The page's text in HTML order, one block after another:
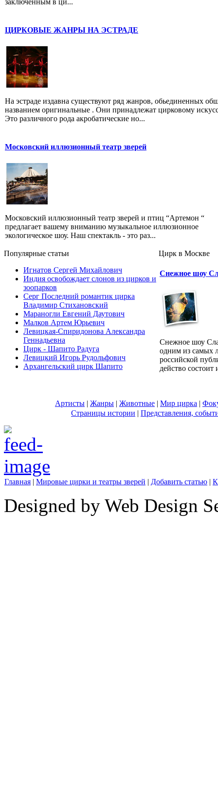
заключенным в ци...
ЦИРКОВЫЕ ЖАНРЫ НА ЭСТРАДЕ
На эстраде издавна существуют ряд жанров, обьединенных
названием оригинальные . Они принадлежат цирковому
Это различного рода акробатические но...
Московский иллюзионный театр зверей
Московский иллюзионный театр зверей и птиц “Артемон “
предлагает вашему вниманию музыкальное иллюзионное
экологическое шоу. Наш спектакль - это раз...
Популярные cтатьи
Игнатов Сергей Михайлович
Индия освобождает слонов из цирков и
зоопарков
Серг Последний романтик цирка
Владимир Стихановский
Мараногли Евгений Даутович
Малков Артем Юрьевич
Левицкая-Спиридонова Александра
Геннадьевна
Цирк - Шапито Радуга
Левицкий Игорь Рудольфович
Архангельский цирк Шапито
Цирк в Москве
Снежное шоу
Снежное шоу
одним из самых
российской
действо состоит
Артисты | Жанры | Животные | Мир цирка |
Страницы истории | Представления,
Главная | Мировые цирки и театры зверей | Добавить статью |
Designed by Web Design